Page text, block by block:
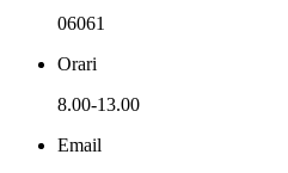
06061
Orari
8.00-13.00
Email